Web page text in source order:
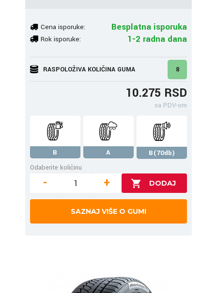
Cena isporuke: Besplatna isporuka
Rok isporuke: 1-2 radna dana
RASPOLOŽIVA KOLIČINA GUMA 8
10.275 RSD
sa PDV-om
B A
B(70db)
Odaberite količinu
- +
SAZNAJ VIŠE O GUMI